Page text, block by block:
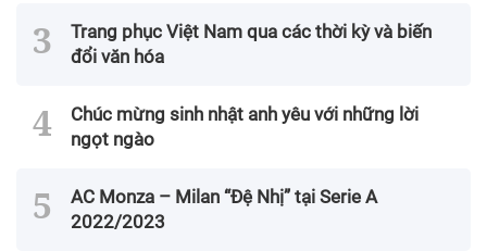
Trang phục Việt Nam qua các thời kỳ và biến
đổi văn hóa
Chúc mừng sinh nhật anh yêu với những lời
ngọt ngào
AC Monza – Milan “Đệ Nhị” tại Serie A
2022/2023